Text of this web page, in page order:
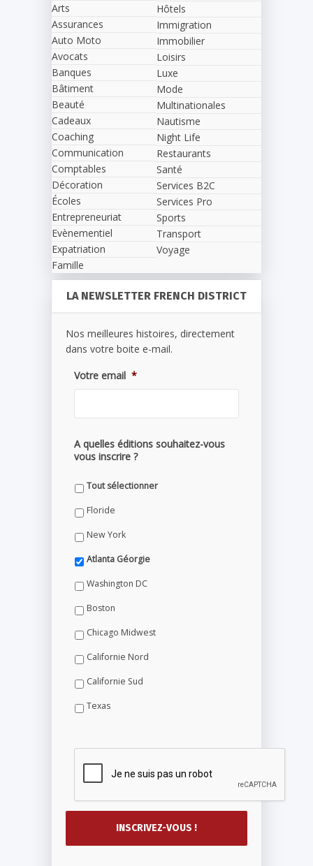
Arts
Assurances
Auto Moto
Avocats
Banques
Bâtiment
Beauté
Cadeaux
Coaching
Communication
Comptables
Décoration
Écoles
Entrepreneuriat
Evènementiel
Expatriation
Famille
Hôtels
Immigration
Immobilier
Loisirs
Luxe
Mode
Multinationales
Nautisme
Night Life
Restaurants
Santé
Services B2C
Services Pro
Sports
Transport
Voyage
LA NEWSLETTER FRENCH DISTRICT
Nos meilleures histoires, directement
dans votre boite e-mail.
Votre email *
A quelles éditions souhaitez-vous
vous inscrire ?
Tout sélectionner
Floride
New York
Atlanta Géorgie
Washington DC
Boston
Chicago Midwest
Californie Nord
Californie Sud
Texas